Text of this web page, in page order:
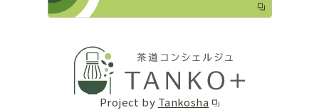
Project by Tankosha